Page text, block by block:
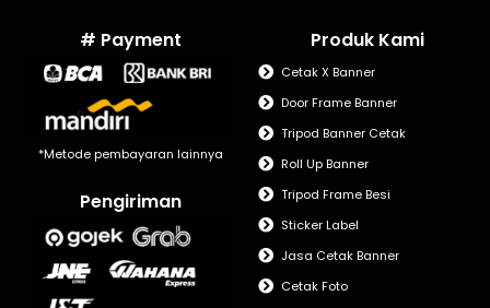
# Payment
*Metode pembayaran lainnya
Pengiriman
Produk Kami
Cetak X Banner
Door Frame Banner
Tripod Banner Cetak
Roll Up Banner
Tripod Frame Besi
Sticker Label
Jasa Cetak Banner
Cetak Foto